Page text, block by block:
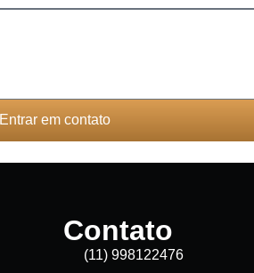
Entrar em contato
Contato
(11) 998122476